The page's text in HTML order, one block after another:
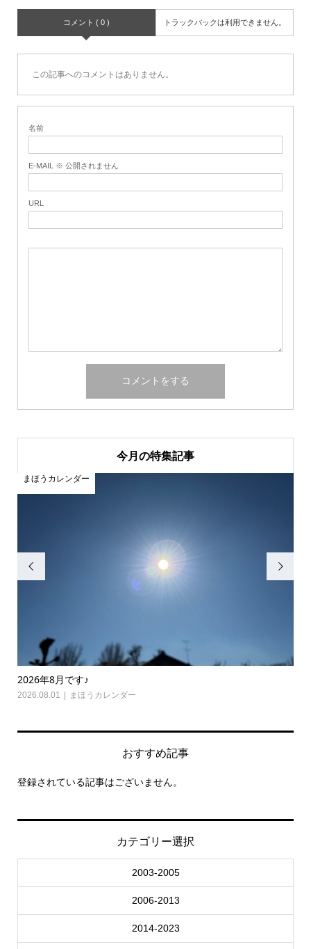
コメント ( 0 ) トラックバックは利用できません。
この記事へのコメントはありません。
名前
E-MAIL ※ 公開されません
URL
今月の特集記事

年8月です♪
まほうカレンダー
まほうカレンダー

おすすめ記事
登録されている記事はございません。
カテゴリー選択
2003-2005
2006-2013
2014-2023